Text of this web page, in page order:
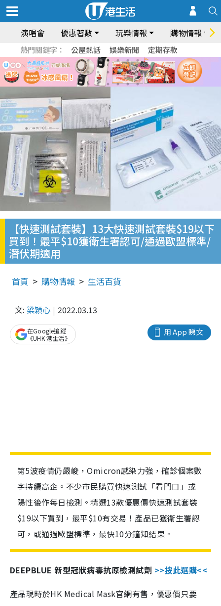
演唱會 優惠著數 玩樂情報 購物情報
熱門關鍵字： 公屋熱話 娛樂新聞 定期存款
【快速測試套裝】13大快速測試套裝$19以下
買到！最平$10獲衛生署認可/通過歐盟標準/
潛伏期適用
首頁 購物情報 生活百貨
文: 梁穎心 2022.03.13
用 App 睇文
在Google追蹤
《UHK 港生活》
第5波疫情仍嚴峻，Omicron感染力強，確診個案數
字持續高企。不少市民購買快速測試「看門口」或
陽性後作每日檢測。精選13款優惠價快速測試套裝
$19以下買到，最平$10有交易！產品已獲衛生署認
可，或通過歐盟標準，最快10分鐘知結果。
DEEPBLUE 新型冠狀病毒抗原檢測試劑 >>按此選購<<
產品現時於HK Medical Mask官網有售，優惠價只要